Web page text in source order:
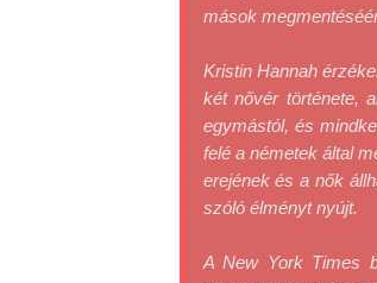
mások
Kristin Hannah
két nővér története,
egymástól, és
felé a németek által
erejének és a nők
szóló élményt nyújt.
A New York Times